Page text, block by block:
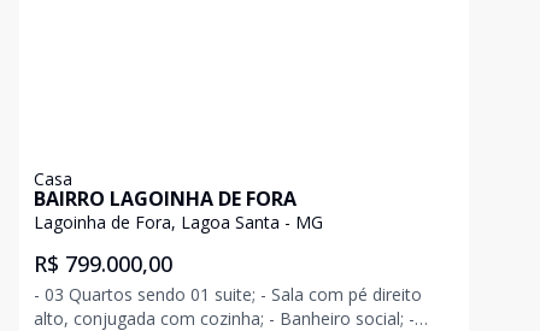
Casa
BAIRRO LAGOINHA DE FORA
Lagoinha de Fora, Lagoa Santa - MG
R$ 799.000,00
- 03 Quartos sendo 01 suite; - Sala com pé direito
alto, conjugada com cozinha; - Banheiro social; -